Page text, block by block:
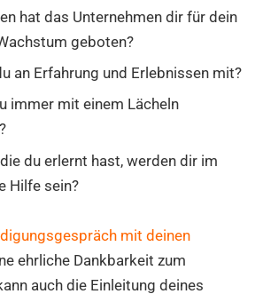
hat das Unternehmen dir für dein
geboten?
an Erfahrung und Erlebnissen mit?
immer mit einem Lächeln
du erlernt hast, werden dir im
Hilfe sein?
mit deinen
ehrliche Dankbarkeit zum
auch die Einleitung deines